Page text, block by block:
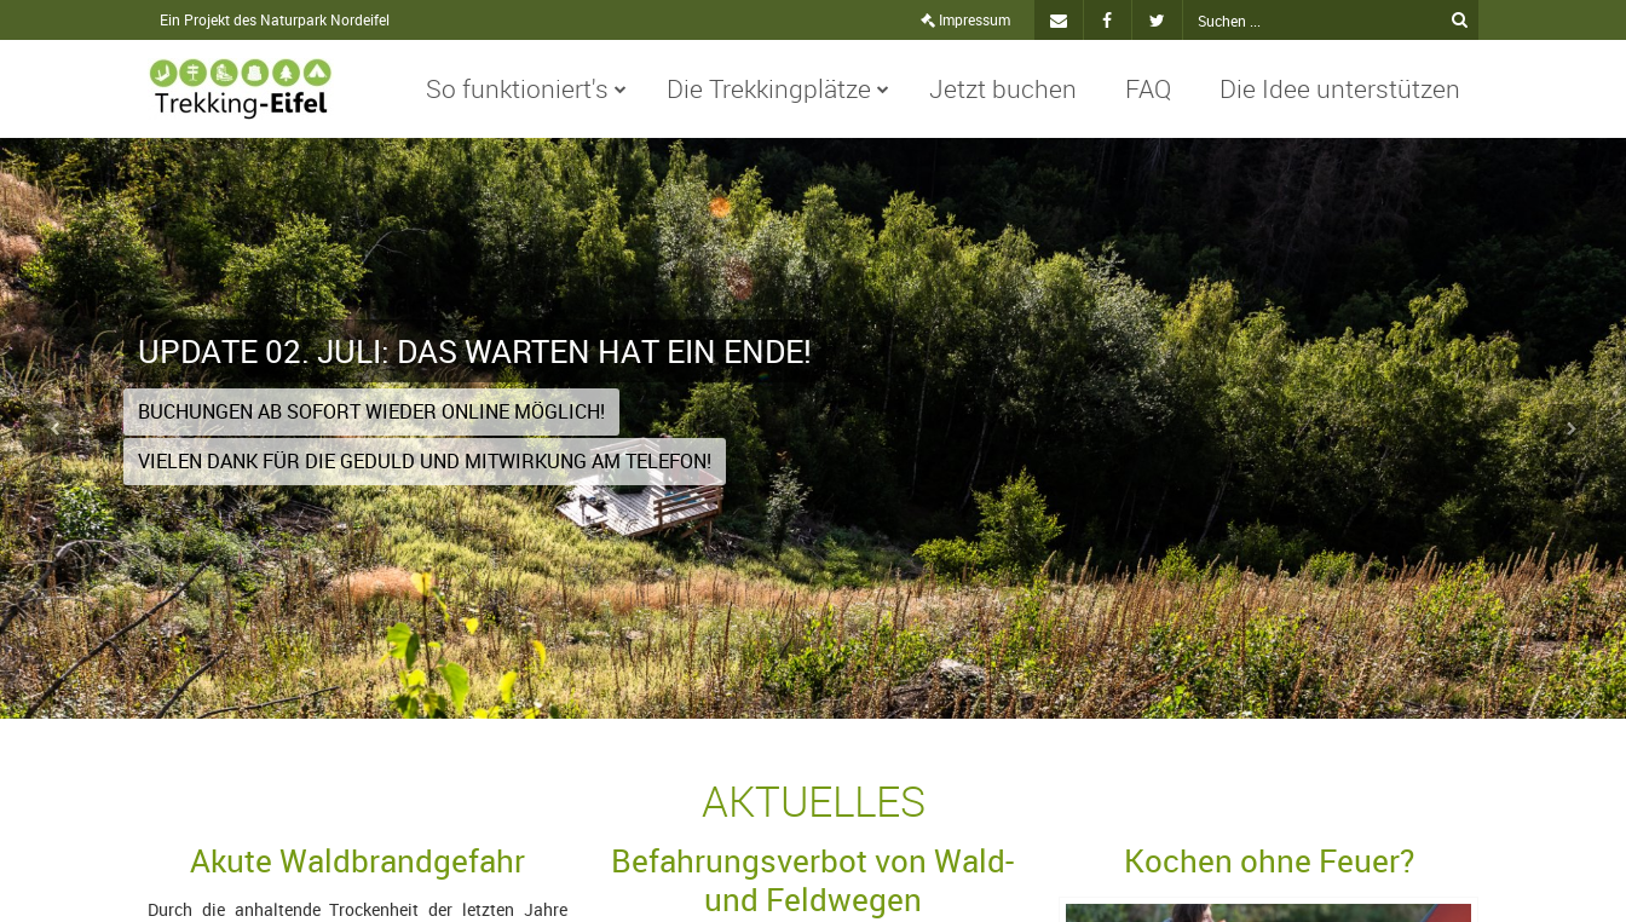
Ein Projekt des Naturpark Nordeifel Impressum
So funktioniert's Die Trekkingplätze Jetzt buchen FAQ Die Idee unterstützen
UPDATE 02. JULI: DAS WARTEN HAT EIN ENDE!
BUCHUNGEN AB SOFORT WIEDER ONLINE MÖGLICH!
VIELEN DANK FÜR DIE GEDULD UND MITWIRKUNG AM TELEFON!
AKTUELLES
Akute Waldbrandgefahr
Durch die anhaltende Trockenheit der letzten Jahre
Befahrungsverbot von Wald-
und Feldwegen
Kochen ohne Feuer?